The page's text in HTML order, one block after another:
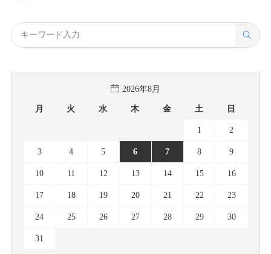
2026年8月
月 火 水 木 金 土 日
1 2
3 4 5 6 7 8 9
10 11 12 13 14 15 16
17 18 19 20 21 22 23
24 25 26 27 28 29 30
31